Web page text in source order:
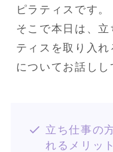
ピラティスです。
そこで本日は、
ティスを取り入
についてお話しし
立ち仕事の
れるメリッ